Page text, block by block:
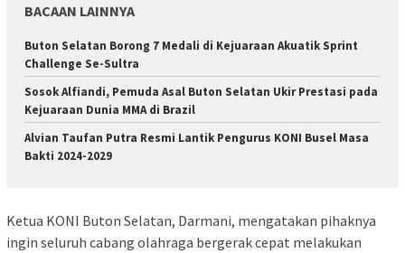
BACAAN LAINNYA
Buton Selatan Borong 7 Medali di Kejuaraan Akuatik Sprint
Challenge Se-Sultra
Sosok Alfiandi, Pemuda Asal Buton Selatan Ukir Prestasi pada
Kejuaraan Dunia MMA di Brazil
Alvian Taufan Putra Resmi Lantik Pengurus KONI Busel Masa
Bakti 2024-2029
Ketua KONI Buton Selatan, Darmani, mengatakan pihaknya
ingin seluruh cabang olahraga bergerak cepat melakukan